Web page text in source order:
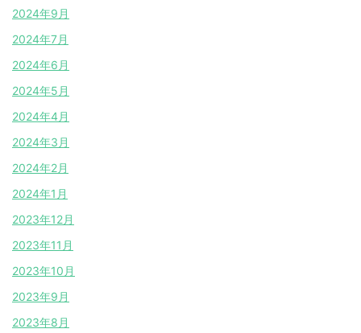
2024年9月
2024年7月
2024年6月
2024年5月
2024年4月
2024年3月
2024年2月
2024年1月
2023年12月
2023年11月
2023年10月
2023年9月
2023年8月